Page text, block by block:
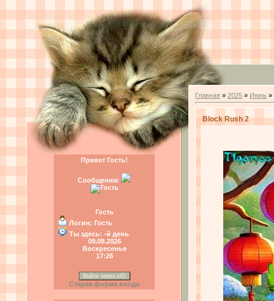
Привет Гость!
Сообщения:
Гость
Логин: Гость
Ты здесь: -й день
09.08.2026
Воскресенье
17:26
Войти через uID
Старая форма входа
Главная » 2025 » Июнь »
Block Rush 2